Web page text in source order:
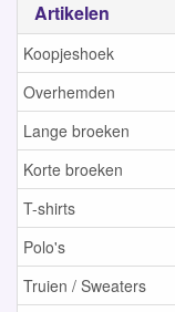
Artikelen
Koopjeshoek
Overhemden
Lange broeken
Korte broeken
T-shirts
Polo's
Truien / Sweaters